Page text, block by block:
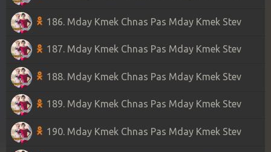
186. Mday Kmek Chnas Pas Mday Kmek Stev
187. Mday Kmek Chnas Pas Mday Kmek Stev
188. Mday Kmek Chnas Pas Mday Kmek Stev
189. Mday Kmek Chnas Pas Mday Kmek Stev
190. Mday Kmek Chnas Pas Mday Kmek Stev